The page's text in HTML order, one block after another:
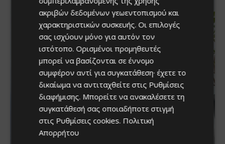
ακριβών δεδομένων γεωεντοπισμού και
χαρακτηριστικών συσκευής. Οι επιλογές
σας ισχύουν μόνο για αυτόν τον
ιστότοπο. Ορισμένοι προμηθευτές
μπορεί να βασίζονται σε έννομο
συμφέρον αντί για συγκατάθεση· έχετε το
δικαίωμα να αντιταχθείτε στις Ρυθμίσεις
διαφήμισης. Μπορείτε να ανακαλέσετε τη
συγκατάθεσή σας οποιαδήποτε στιγμή
στις Ρυθμίσεις cookies. Πολιτική
Απορρήτου